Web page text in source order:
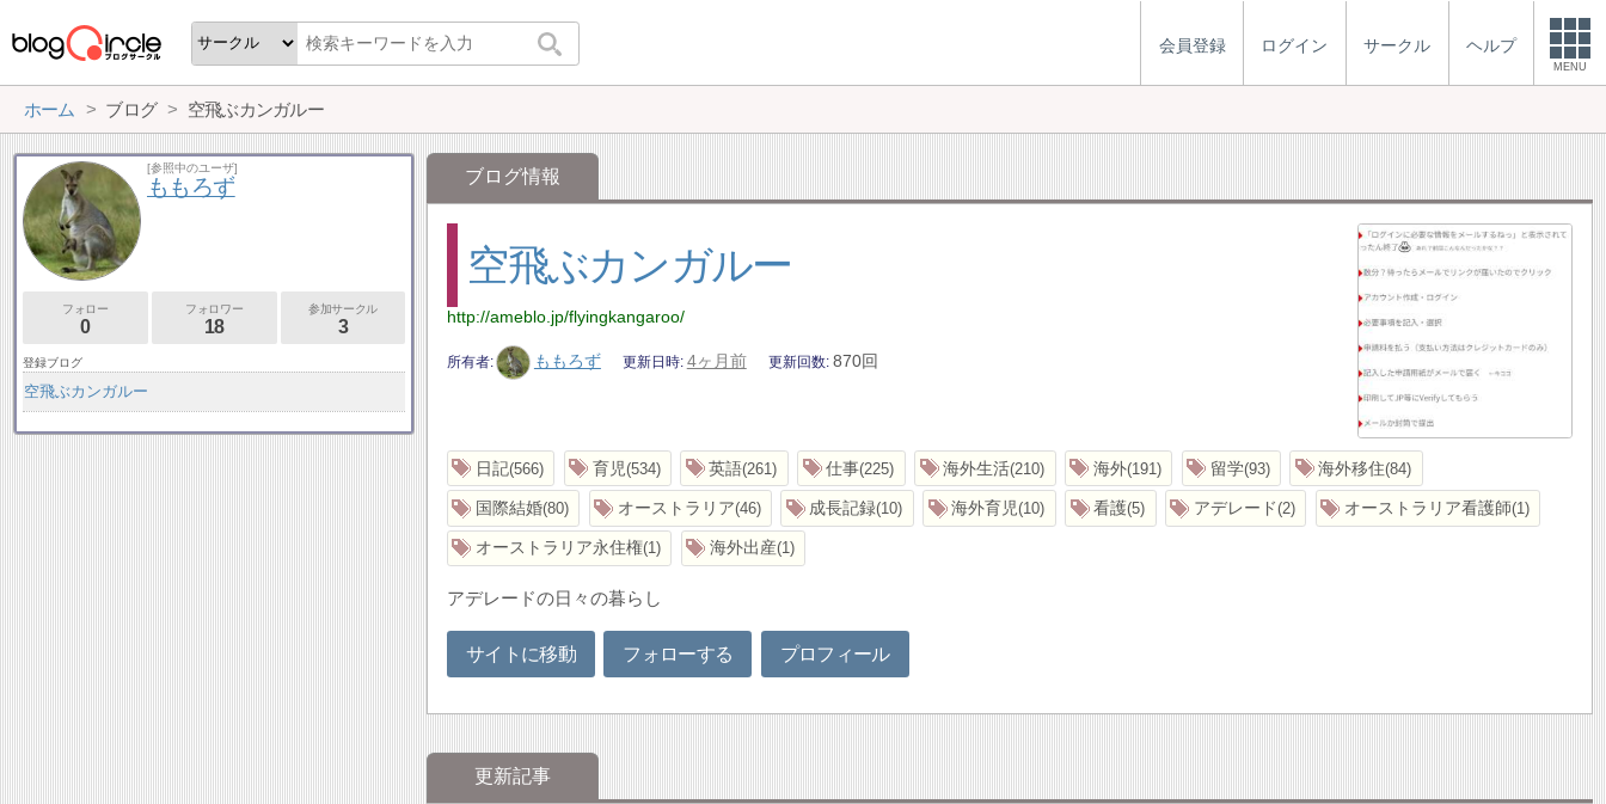
会員登録 ログイン サークル ヘルプ
MENU
ホーム ブログ 空飛ぶカンガルー
ブログ情報
空飛ぶカンガルー
http://ameblo.jp/flyingkangaroo/
所有者 ももろず 更新日時 4ヶ月前 更新回数 870回
日記 566 育児 534 英語 261 仕事 225 海外生活 210 海外 191 留学 93 海外移住 84
国際結婚 80 オーストラリア 46 成長記録 10 海外育児 10 看護 5 アデレード 2 オーストラリア看護師 1
オーストラリア永住権 1 海外出産 1
アデレードの日々の暮らし
サイトに移動 フォローする プロフィール
更新記事
[参照中のユーザ]
ももろず
フォロー
0
フォロワー
18
参加サークル
3
登録ブログ
空飛ぶカンガルー